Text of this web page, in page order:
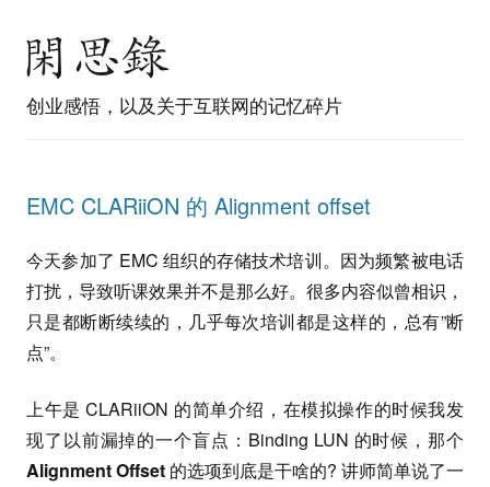
创业感悟，以及关于互联网的记忆碎片
EMC CLARiiON 的 Alignment offset
今天参加了 EMC 组织的存储技术培训。因为频繁被电话
打扰，导致听课效果并不是那么好。很多内容似曾相识，
只是都断断续续的，几乎每次培训都是这样的，总有”断
点”。
上午是 CLARiiON 的简单介绍，在模拟操作的时候我发
现了以前漏掉的一个盲点：Binding LUN 的时候，那个
Alignment Offset 的选项到底是干啥的? 讲师简单说了一